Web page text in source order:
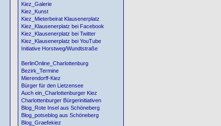
Kiez_Galerie
Kiez_Kunst
Kiez_Mieterbeirat Klausenerplatz
Kiez_Klausenerplatz bei Facebook
Kiez_Klausenerplatz bei Twitter
Kiez_Klausenerplatz bei YouTube
Initiative Horstweg/Wundtstraße
BerlinOnline_Charlottenburg
Bezirk_Termine
Mierendorff-Kiez
Bürger für den Lietzensee
Auch ein_Charlottenburger Kiez
Charlottenburger Bürgerinitiativen
Blog_Rote Insel aus Schöneberg
Blog_potseblog aus Schöneberg
Blog_Graefekiez